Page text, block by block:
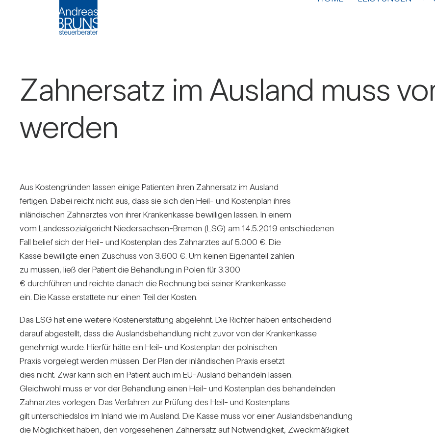
Zahn­ersatz im Aus­land muss
werden
Aus Kos­ten­gründen lassen einige Pati­enten ihren Zahn­ersatz im Aus­land
fer­tigen. Dabei reicht nicht aus, dass sie sich den Heil- und Kos­ten­plan ihres
inlän­di­schen Zahn­arztes von ihrer Kran­ken­kasse bewil­ligen lassen. In einem
vom Lan­des­so­zi­al­ge­richt Nie­der­sachsen-Bremen (LSG) am 14.5.2019 ent­schie­denen
Fall belief sich der Heil- und Kos­ten­plan des Zahn­arztes auf 5.000 €. Die
Kasse bewil­ligte einen Zuschuss von 3.600 €. Um keinen Eigen­an­teil zahlen
zu müssen, ließ der Patient die Behand­lung in Polen für 3.300
€ durch­führen und reichte danach die Rech­nung bei seiner Kran­ken­kasse
ein. Die Kasse erstat­tete nur einen Teil der Kosten.
Das LSG hat eine wei­tere Kos­ten­er­stat­tung abge­lehnt. Die Richter haben ent­schei­dend
darauf abge­stellt, dass die Aus­lands­be­hand­lung nicht zuvor von der Kran­ken­kasse
geneh­migt wurde. Hierfür hätte ein Heil- und Kos­ten­plan der pol­ni­schen
Praxis vor­ge­legt werden müssen. Der Plan der inlän­di­schen Praxis ersetzt
dies nicht. Zwar kann sich ein Patient auch im EU-Aus­land behan­deln lassen.
Gleich­wohl muss er vor der Behand­lung einen Heil- und Kos­ten­plan des behan­delnden
Zahn­arztes vor­legen. Das Ver­fahren zur Prü­fung des Heil- und Kos­ten­plans
gilt unter­schiedslos im Inland wie im Aus­land. Die Kasse muss vor einer Aus­lands­be­hand­lung
die Mög­lich­keit haben, den vor­ge­se­henen Zahn­ersatz auf Not­wen­dig­keit, Zweck­mä­ßig­keit